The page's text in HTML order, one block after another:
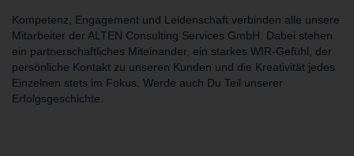
Kompetenz, Engagement und Leidenschaft verbinden alle unsere
Mitarbeiter der ALTEN Consulting Services GmbH. Dabei stehen
ein partnerschaftliches Miteinander, ein starkes WIR-Gefühl, der
persönliche Kontakt zu unseren Kunden und die Kreativität jedes
Einzelnen stets im Fokus. Werde auch Du Teil unserer
Erfolgsgeschichte.